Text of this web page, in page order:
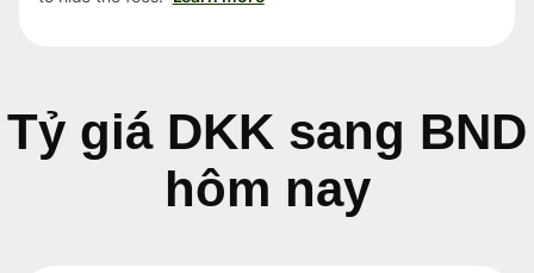
Tỷ giá DKK sang BND
hôm nay